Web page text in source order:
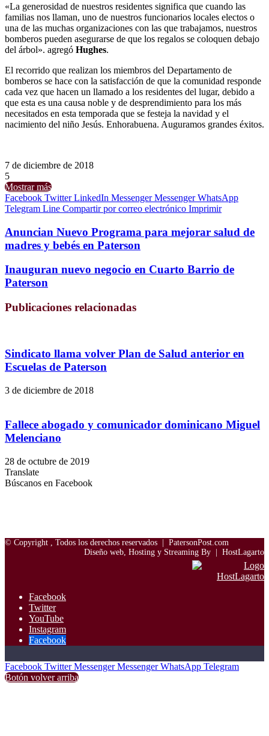
«La generosidad de nuestros residentes significa que cuando las
familias nos llaman, uno de nuestros funcionarios locales electos o
una de las muchas organizaciones con las que trabajamos, nuestros
bomberos pueden asegurarse de que los regalos se coloquen debajo
del árbol». agregó Hughes.
El recorrido que realizan los miembros del Departamento de
bomberos se hace con la satisfacción de que la comunidad responde
cada vez que hacen un llamado a los residentes del lugar, debido a
que esta es una causa noble y de desprendimiento para los más
necesitados en esta temporada que se festeja la navidad y el
nacimiento del niño Jesús. Enhorabuena. Auguramos grandes éxitos.
7 de diciembre de 2018
5
Mostrar más
Facebook Twitter LinkedIn Messenger Messenger WhatsApp
Telegram Line Compartir por correo electrónico Imprimir
Anuncian Nuevo Programa para mejorar salud de
madres y bebés en Paterson
Inauguran nuevo negocio en Cuarto Barrio de
Paterson
Publicaciones relacionadas
Sindicato llama volver Plan de Salud anterior en
Escuelas de Paterson
3 de diciembre de 2018
Fallece abogado y comunicador dominicano Miguel
Melenciano
28 de octubre de 2019
Translate
Búscanos en Facebook
© Copyright , Todos los derechos reservados | PatersonPost.com
Diseño web, Hosting y Streaming By | HostLagarto
Facebook
Twitter
YouTube
Instagram
Facebook
Facebook Twitter Messenger Messenger WhatsApp Telegram
Botón volver arriba